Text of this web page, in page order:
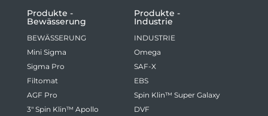
Produkte -
Bewässerung
BEWÄSSERUNG
Mini Sigma
Sigma Pro
Filtomat
AGF Pro
3" Spin Klin™ Apollo
Produkte -
Industrie
INDUSTRIE
Omega
SAF-X
EBS
Spin Klin™ Super Galaxy
DVF